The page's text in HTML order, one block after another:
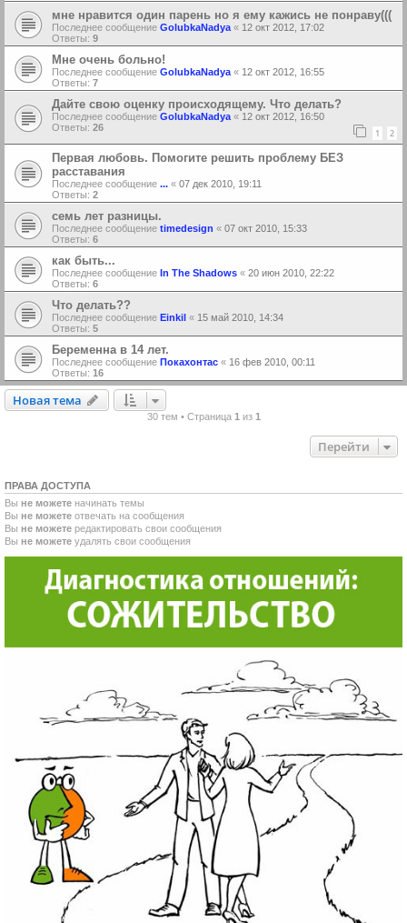
мне нравится один парень но я ему кажись не понраву(((
Последнее сообщение GolubkaNadya « 12 окт 2012, 17:02
Ответы: 9
Мне очень больно!
Последнее сообщение GolubkaNadya « 12 окт 2012, 16:55
Ответы: 7
Дайте свою оценку происходящему. Что делать?
Последнее сообщение GolubkaNadya « 12 окт 2012, 16:50
Ответы: 26 1 2
Первая любовь. Помогите решить проблему БЕЗ
расставания
Последнее сообщение ... « 07 дек 2010, 19:11
Ответы: 2
семь лет разницы.
Последнее сообщение timedesign « 07 окт 2010, 15:33
Ответы: 6
как быть...
Последнее сообщение In The Shadows « 20 июн 2010, 22:22
Ответы: 6
Что делать??
Последнее сообщение Einkil « 15 май 2010, 14:34
Ответы: 5
Беременна в 14 лет.
Последнее сообщение Покахонтас « 16 фев 2010, 00:11
Ответы: 16
Новая тема
Новаятема
30 тем • Страница 1 из 1
Перейти
ПРАВА ДОСТУПА
Вы не можете начинать темы
Вы не можете отвечать на сообщения
Вы не можете редактировать свои сообщения
Вы не можете удалять свои сообщения